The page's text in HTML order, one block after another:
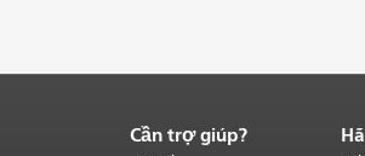
Kết
Cần trợ giúp?